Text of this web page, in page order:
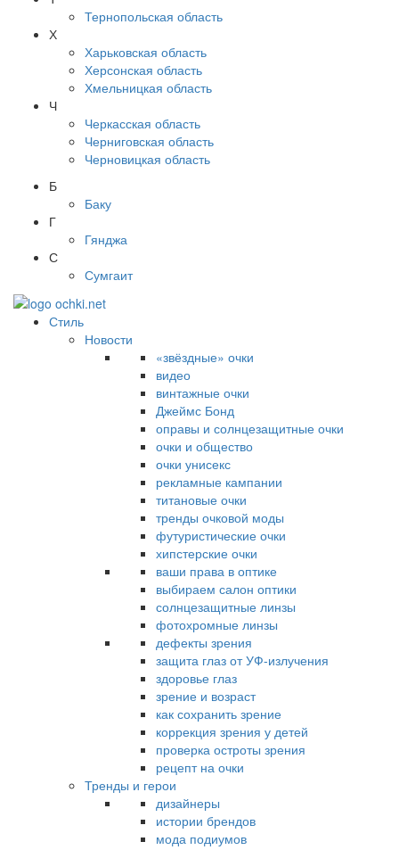
Тернопольская область
Х
Харьковская область
Херсонская область
Хмельницкая область
Ч
Черкасская область
Черниговская область
Черновицкая область
Б
Баку
Г
Гянджа
С
Сумгаит
Стиль
Новости
«звёздные» очки
видео
винтажные очки
Джеймс Бонд
оправы и солнцезащитные очки
очки и общество
очки унисекс
рекламные кампании
титановые очки
тренды очковой моды
футуристические очки
хипстерские очки
ваши права в оптике
выбираем салон оптики
солнцезащитные линзы
фотохромные линзы
дефекты зрения
защита глаз от УФ-излучения
здоровье глаз
зрение и возраст
как сохранить зрение
коррекция зрения у детей
проверка остроты зрения
рецепт на очки
Тренды и герои
дизайнеры
истории брендов
мода подиумов